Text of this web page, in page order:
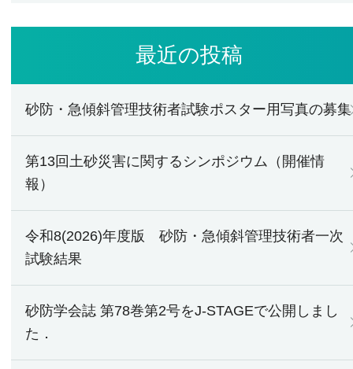
最近の投稿
砂防・急傾斜管理技術者試験ポスター用写真の募集
第13回土砂災害に関するシンポジウム（開催情
報）
令和8(2026)年度版 砂防・急傾斜管理技術者一次
試験結果
砂防学会誌 第78巻第2号をJ-STAGEで公開しまし
た．